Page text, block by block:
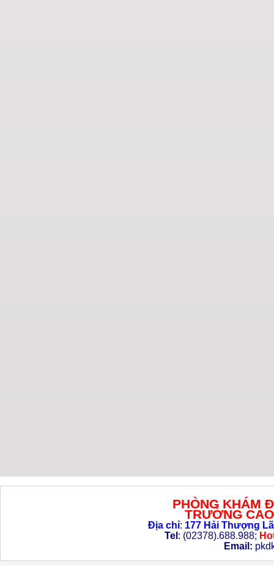
PHÒNG KHÁM
TRƯỜNG
Địa chỉ: 177 Hải Thượng
Tel : (02378).688.988;
Email: